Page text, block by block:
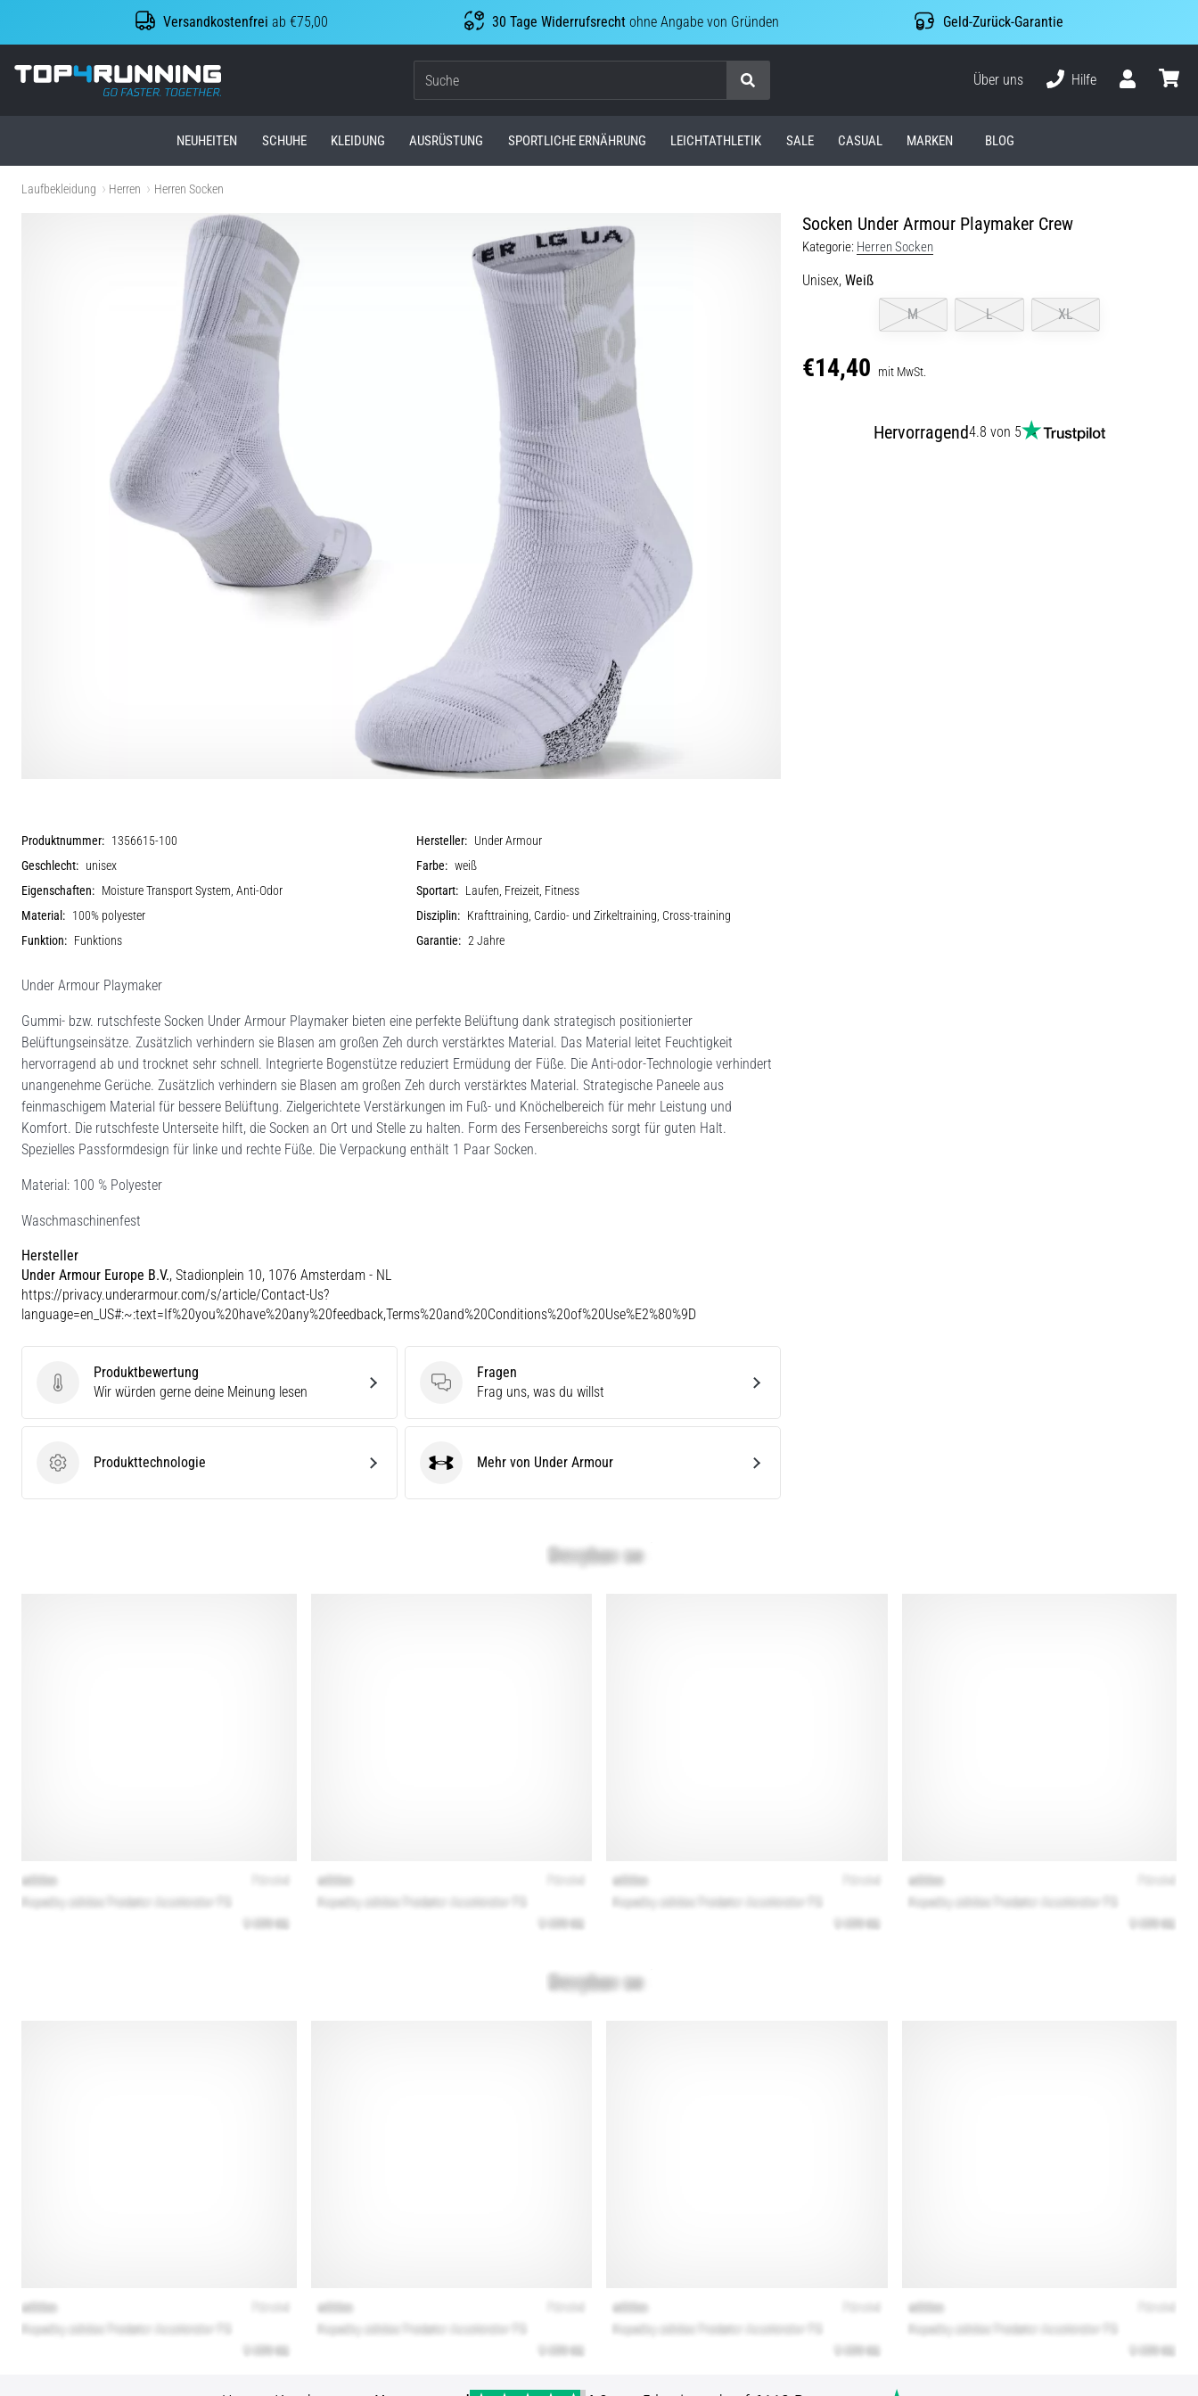
Versandkostenfrei ab €75,00 30 Tage Widerrufsrechtohne Angabe von Gründen Geld-Zurück-Garantie
Top4Running.at
Suche
Über uns
Hilfe
NEUHEITEN SCHUHE KLEIDUNG AUSRÜSTUNG SPORTLICHE ERNÄHRUNG LEICHTATHLETIK SALE CASUAL MARKEN BLOG
Laufbekleidung Herren Herren Socken
Socken Under Armour Playmaker Crew
Kategorie: Herren Socken
Unisex, Weiß
M
L XL
€14,40 mit MwSt.
Hervorragend4.8 von 5
Produktnummer: 1356615-100 Hersteller: Under Armour
Geschlecht: unisex Farbe: weiß
Eigenschaften: Moisture Transport System, Anti-Odor Sportart: Laufen, Freizeit, Fitness
Material: 100% polyester Disziplin: Krafttraining, Cardio- und Zirkeltraining, Cross-training
Funktion: Funktions Garantie: 2 Jahre
Under Armour Playmaker
Gummi- bzw. rutschfeste Socken Under Armour Playmaker bieten eine perfekte Belüftung dank strategisch positionierter
Belüftungseinsätze. Zusätzlich verhindern sie Blasen am großen Zeh durch verstärktes Material. Das Material leitet Feuchtigkeit
hervorragend ab und trocknet sehr schnell. Integrierte Bogenstütze reduziert Ermüdung der Füße. Die Anti-odor-Technologie verhindert
unangenehme Gerüche. Zusätzlich verhindern sie Blasen am großen Zeh durch verstärktes Material. Strategische Paneele aus
feinmaschigem Material für bessere Belüftung. Zielgerichtete Verstärkungen im Fuß- und Knöchelbereich für mehr Leistung und
Komfort. Die rutschfeste Unterseite hilft, die Socken an Ort und Stelle zu halten. Form des Fersenbereichs sorgt für guten Halt.
Spezielles Passformdesign für linke und rechte Füße. Die Verpackung enthält 1 Paar Socken.
Material: 100 % Polyester
Waschmaschinenfest
Hersteller
Under Armour Europe B.V., Stadionplein 10, 1076 Amsterdam - NL
https://privacy.underarmour.com/s/article/Contact-Us?
language=en_US#:~:text=If%20you%20have%20any%20feedback,Terms%20and%20Conditions%20of%20Use%E2%80%9D
Produktbewertung
Produktbewertung
Wir würden gerne deine Meinung lesen
Fragen
Fragen
Frag uns, was du willst
Produkttechnologie
Produkttechnologie Under ArmourMehr von Under Armour